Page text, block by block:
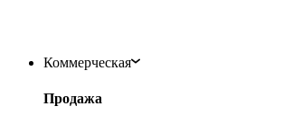
Коммерческая
Продажа